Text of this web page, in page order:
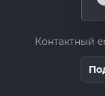
Контактный